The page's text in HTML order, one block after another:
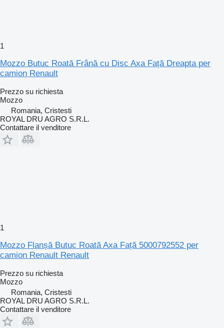
1
Mozzo Butuc Roată Frână cu Disc Axa Față Dreapta per
camion Renault
Prezzo su richiesta
Mozzo
Romania, Cristesti
ROYAL DRU AGRO S.R.L.
Contattare il venditore
1
Mozzo Flanșă Butuc Roată Axa Față 5000792552 per
camion Renault Renault
Prezzo su richiesta
Mozzo
Romania, Cristesti
ROYAL DRU AGRO S.R.L.
Contattare il venditore